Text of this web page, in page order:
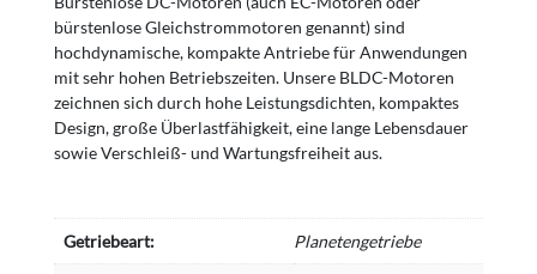
bürstenlose Gleichstrommotoren genannt) sind
hochdynamische, kompakte Antriebe für Anwendungen
mit sehr hohen Betriebszeiten. Unsere BLDC-Motoren
zeichnen sich durch hohe Leistungsdichten, kompaktes
Design, große Überlastfähigkeit, eine lange Lebensdauer
sowie Verschleiß- und Wartungsfreiheit aus.
Getriebeart: Planetengetriebe